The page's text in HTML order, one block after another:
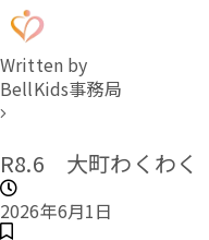
Written by
BellKids事務局
R8.6 大町わくわく
2026年6月1日